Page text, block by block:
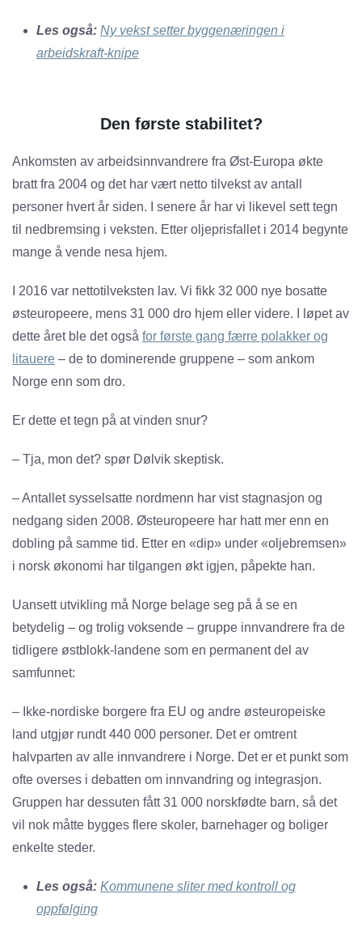
Les også: Ny vekst setter byggenæringen i
arbeidskraft-knipe
Den første stabilitet?
Ankomsten av arbeidsinnvandrere fra Øst-Europa økte
bratt fra 2004 og det har vært netto tilvekst av antall
personer hvert år siden. I senere år har vi likevel sett tegn
til nedbremsing i veksten. Etter oljeprisfallet i 2014 begynte
mange å vende nesa hjem.
I 2016 var nettotilveksten lav. Vi fikk 32 000 nye bosatte
østeuropeere, mens 31 000 dro hjem eller videre. I løpet av
dette året ble det også for første gang færre polakker og
litauere – de to dominerende gruppene – som ankom
Norge enn som dro.
Er dette et tegn på at vinden snur?
– Tja, mon det? spør Dølvik skeptisk.
– Antallet sysselsatte nordmenn har vist stagnasjon og
nedgang siden 2008. Østeuropeere har hatt mer enn en
dobling på samme tid. Etter en «dip» under «oljebremsen»
i norsk økonomi har tilgangen økt igjen, påpekte han.
Uansett utvikling må Norge belage seg på å se en
betydelig – og trolig voksende – gruppe innvandrere fra de
tidligere østblokk-landene som en permanent del av
samfunnet:
– Ikke-nordiske borgere fra EU og andre østeuropeiske
land utgjør rundt 440 000 personer. Det er omtrent
halvparten av alle innvandrere i Norge. Det er et punkt som
ofte overses i debatten om innvandring og integrasjon.
Gruppen har dessuten fått 31 000 norskfødte barn, så det
vil nok måtte bygges flere skoler, barnehager og boliger
enkelte steder.
Les også: Kommunene sliter med kontroll og
oppfølging